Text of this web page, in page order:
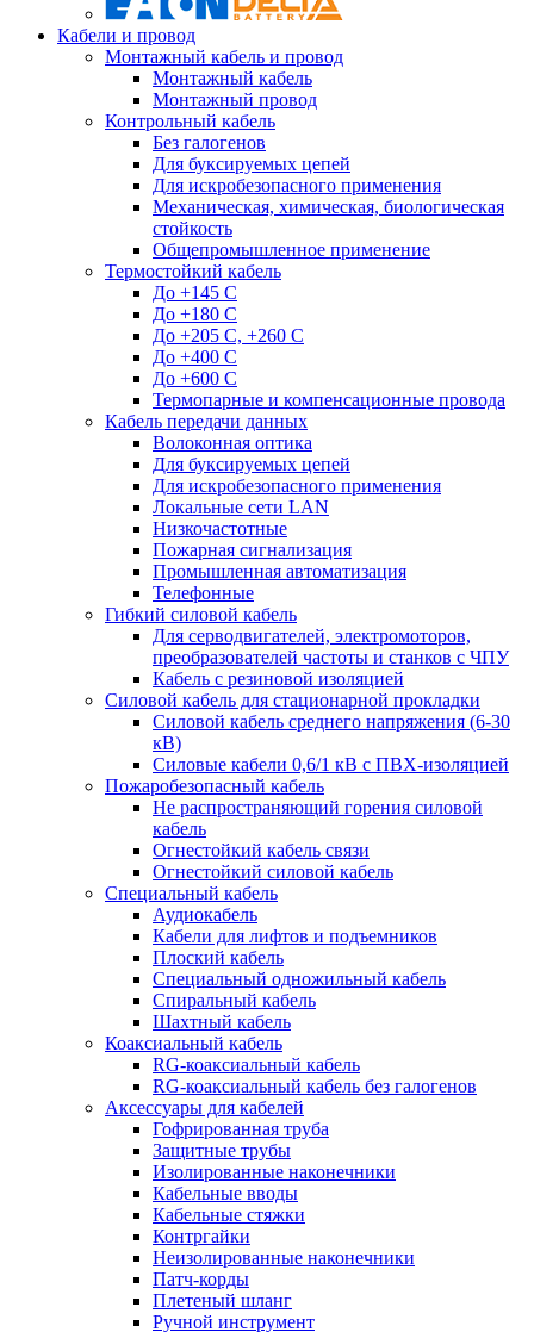
Кабели и провод
Монтажный кабель и провод
Монтажный кабель
Монтажный провод
Контрольный кабель
Без галогенов
Для буксируемых цепей
Для искробезопасного применения
Механическая, химическая, биологическая
стойкость
Общепромышленное применение
Термостойкий кабель
До +145 С
До +180 C
До +205 С, +260 С
До +400 C
До +600 С
Термопарные и компенсационные провода
Кабель передачи данных
Волоконная оптика
Для буксируемых цепей
Для искробезопасного применения
Локальные сети LAN
Низкочастотные
Пожарная сигнализация
Промышленная автоматизация
Телефонные
Гибкий силовой кабель
Для серводвигателей, электромоторов,
преобразователей частоты и станков с ЧПУ
Кабель с резиновой изоляцией
Силовой кабель для стационарной прокладки
Силовой кабель среднего напряжения (6-30
кВ)
Силовые кабели 0,6/1 кВ с ПВХ-изоляцией
Пожаробезопасный кабель
Не распространяющий горения силовой
кабель
Огнестойкий кабель связи
Огнестойкий силовой кабель
Специальный кабель
Аудиокабель
Кабели для лифтов и подъемников
Плоский кабель
Специальный одножильный кабель
Спиральный кабель
Шахтный кабель
Коаксиальный кабель
RG-коаксиальный кабель
RG-коаксиальный кабель без галогенов
Аксессуары для кабелей
Гофрированная труба
Защитные трубы
Изолированные наконечники
Кабельные вводы
Кабельные стяжки
Контргайки
Неизолированные наконечники
Патч-корды
Плетеный шланг
Ручной инструмент